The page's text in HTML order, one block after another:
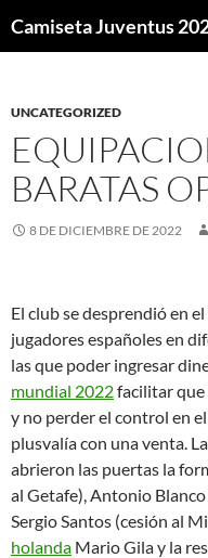
UNCATEGORIZED
BARATAS
8 DE DICIEMBRE DE 2022
El club se desprendió en
jugadores españoles en
las que poder ingresar
mundial 2022facilitar
y no perder el control en
plusvalía con una venta.
abrieron las puertas la
al Getafe), Antonio
Sergio Santos (cesión al
holanda Mario Gila y la